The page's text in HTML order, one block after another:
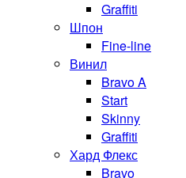
Graffiti
Шпон
Fine-line
Винил
Bravo A
Start
Skinny
Graffiti
Хард Флекс
Bravo